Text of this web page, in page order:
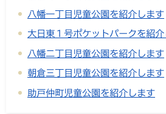
八幡一丁目児童公園を紹介します
大日東１号ポケットパークを紹
八幡二丁目児童公園を紹介します
朝倉三丁目児童公園を紹介します
助戸仲町児童公園を紹介します